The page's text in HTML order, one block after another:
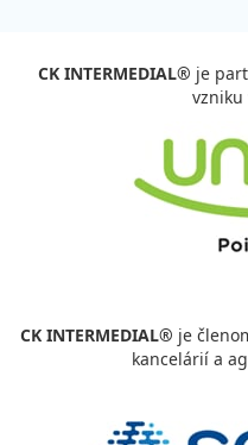
vlastná
vlastná
CK INTERMEDIAL® je
vzniku
CK INTERMEDIAL® je
kancelárií a